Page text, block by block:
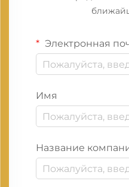
Электронная
Имя
Название